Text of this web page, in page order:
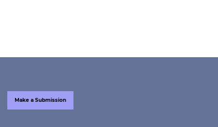
Make a Submission